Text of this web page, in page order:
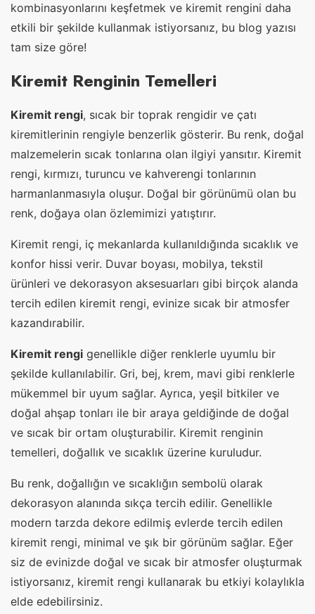
kombinasyonlarını keşfetmek ve kiremit rengini daha
etkili bir şekilde kullanmak istiyorsanız, bu blog yazısı
tam size göre!
Kiremit Renginin Temelleri
Kiremit rengi, sıcak bir toprak rengidir ve çatı
kiremitlerinin rengiyle benzerlik gösterir. Bu renk, doğal
malzemelerin sıcak tonlarına olan ilgiyi yansıtır. Kiremit
rengi, kırmızı, turuncu ve kahverengi tonlarının
harmanlanmasıyla oluşur. Doğal bir görünümü olan bu
renk, doğaya olan özlemimizi yatıştırır.
Kiremit rengi, iç mekanlarda kullanıldığında sıcaklık ve
konfor hissi verir. Duvar boyası, mobilya, tekstil
ürünleri ve dekorasyon aksesuarları gibi birçok alanda
tercih edilen kiremit rengi, evinize sıcak bir atmosfer
kazandırabilir.
Kiremit rengi genellikle diğer renklerle uyumlu bir
şekilde kullanılabilir. Gri, bej, krem, mavi gibi renklerle
mükemmel bir uyum sağlar. Ayrıca, yeşil bitkiler ve
doğal ahşap tonları ile bir araya geldiğinde de doğal
ve sıcak bir ortam oluşturabilir. Kiremit renginin
temelleri, doğallık ve sıcaklık üzerine kuruludur.
Bu renk, doğallığın ve sıcaklığın sembolü olarak
dekorasyon alanında sıkça tercih edilir. Genellikle
modern tarzda dekore edilmiş evlerde tercih edilen
kiremit rengi, minimal ve şık bir görünüm sağlar. Eğer
siz de evinizde doğal ve sıcak bir atmosfer oluşturmak
istiyorsanız, kiremit rengi kullanarak bu etkiyi kolaylıkla
elde edebilirsiniz.